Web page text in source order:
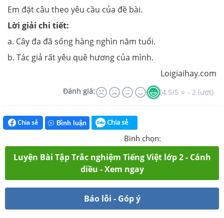
Em đặt câu theo yêu cầu của đề bài.
Lời giải chi tiết:
a. Cây đa đã sống hàng nghìn năm tuổi.
b. Tác giả rất yêu quê hương của mình.
Loigiaihay.com
Đánh giá: (4.5/5 ⭐ - 2 lượt)
Chia sẻ Bình luận Chia sẻ
Bình chọn:
Luyện Bài Tập Trắc nghiệm Tiếng Việt lớp 2 - Cánh
diều - Xem ngay
Báo lỗi - Góp ý